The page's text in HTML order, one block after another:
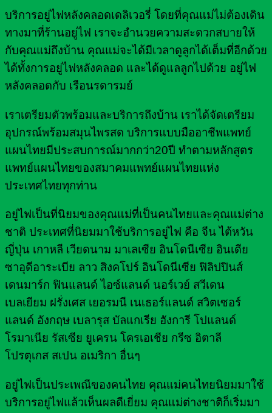
บริการอยู่ไฟหลังคลอดเดลิเวอรี่ โดยที่คุณแม่ไม่ต้องเดิน
ทางมาที่ร้านอยู่ไฟ เราจะอำนวยความสะดวกสบายให้
กับคุณแม่ถึงบ้าน คุณแม่จะได้มีเวลาดูลูกได้เต็มที่อีกด้วย
ได้ทั้งการอยู่ไฟหลังคลอด และได้ดูแลลูกไปด้วย อยู่ไฟ
หลังคลอดกับ เรือนรดารมย์
เราเตรียมตัวพร้อมและบริการถึงบ้าน เราได้จัดเตรียม
อุปกรณ์พร้อมสมุนไพรสด บริการแบบมืออาชีพแพทย์
แผนไทยมีประสบการณ์มากกว่า20ปี ทำตามหลักสูตร
แพทย์แผนไทยของสมาคมแพทย์แผนไทยแห่ง
ประเทศไทยทุกท่าน
อยู่ไฟเป็นที่นิยมของคุณแม่ที่เป็นคนไทยและคุณแม่ต่าง
ชาติ ประเทศที่นิยมมาใช้บริการอยู่ไฟ คือ จีน ไต้หวัน
ญี่ปุ่น เกาหลี เวียดนาม มาเลเซีย อินโดนีเซีย อินเดีย
ซาอุดีอาระเบีย ลาว สิงคโปร์ อินโดนีเซีย ฟิลิปปินส์
เดนมาร์ก ฟินแลนด์ ไอซ์แลนด์ นอร์เวย์ สวีเดน
เบลเยียม ฝรั่งเศส เยอรมนี เนเธอร์แลนด์ สวิตเซอร์
แลนด์ อังกฤษ เบลารุส บัลแกเรีย ฮังการี โปแลนด์
โรมาเนีย รัสเซีย ยูเครน โครเอเชีย กรีซ อิตาลี
โปรตุเกส สเปน อเมริกา อื่นๆ
อยู่ไฟเป็นประเพณีของคนไทย คุณแม่คนไทยนิยมมาใช้
บริการอยู่ไฟแล้วเห็นผลดีเยี่ยม คุณแม่ต่างชาติก็เริ่มมา